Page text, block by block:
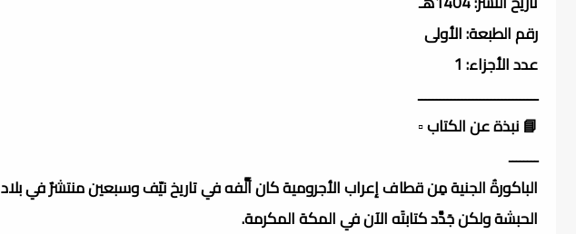
رقم الطبعة: الأولى
عدد الأجزاء: 1
ـــــــــــــــــــــــــــــــــ
📘 نبذة عن الكتاب ▫️
ــــــــ
الباكورةُ الجنية مِن قطاف إعراب الأجرومية كان ألَّفه في تاريخ نيّف وسبعين منتشرٌ في بلاد
الحبشة ولكن جَدَّد كتابتَه الآن في المكة المكرمة.